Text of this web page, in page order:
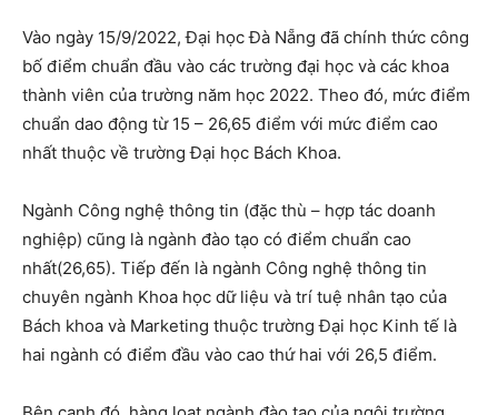
Vào ngày 15/9/2022, Đại học Đà Nẵng đã chính thức công
bố điểm chuẩn đầu vào các trường đại học và các khoa
thành viên của trường năm học 2022. Theo đó, mức điểm
chuẩn dao động từ 15 – 26,65 điểm với mức điểm cao
nhất thuộc về trường Đại học Bách Khoa.
Ngành Công nghệ thông tin (đặc thù – hợp tác doanh
nghiệp) cũng là ngành đào tạo có điểm chuẩn cao
nhất(26,65). Tiếp đến là ngành Công nghệ thông tin
chuyên ngành Khoa học dữ liệu và trí tuệ nhân tạo của
Bách khoa và Marketing thuộc trường Đại học Kinh tế là
hai ngành có điểm đầu vào cao thứ hai với 26,5 điểm.